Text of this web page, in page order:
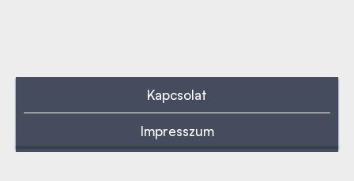
Kapcsolat
Impresszum